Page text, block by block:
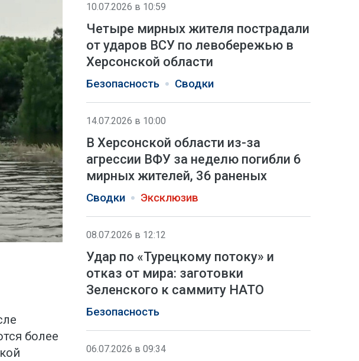
более
10.07.2026 в 10:59
Четыре мирных жителя пострадали
от ударов ВСУ по левобережью в
Херсонской области
Безопасность Сводки
14.07.2026 в 10:00
В Херсонской области из-за
агрессии ВФУ за неделю погибли 6
мирных жителей, 36 раненых
Сводки Эксклюзив
08.07.2026 в 12:12
Удар по «Турецкому потоку» и
отказ от мира: заготовки
Зеленского к саммиту НАТО
Безопасность
06.07.2026 в 09:34